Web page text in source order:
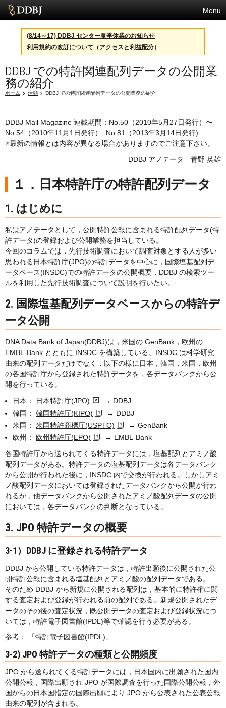
Menu
サービス
スパコン
統計
活動
利用規約
English
(8/14～17) DDBJ センター夏季休業のお知らせ
利用規約の改訂について（アクセスと利益配分）
DDBJ での特許関連配列データの公開業
務の紹介
ホーム 活動 DDBJ での特許関連配列データの公開業務の紹介
DDBJ Mail Magazine 連載期間：No.50（2010年5月27日発行）〜
No.54（2010年11月1日発行）, No.81（2013年3月14日発行)
※最新の情報とは内容が異なる場合がありますのでご注意下さい。
DDBJ アノテータ 青野 英雄
１．日本特許庁の特許配列データ
1. はじめに
私はアノテータとして，公開特許公報に含まれる特許配列データ(特
許データ)の登録および公開業務を担当している。
今回のコラムでは，先行技術調査において調査対象とする人が多い
思われる日本特許庁(JPO)の特許データを中心に，国際塩基配列デ
ータベース(INSDC)での特許データの公開概要，DDBJ の検索ツー
ルを利用した先行技術調査について説明を行いたい。
2. 国際塩基配列データベースからの特許デ
ータ公開
DNA Data Bank of Japan(DDBJ)は，米国の GenBank，欧州の
EMBL-Bank とともに INSDC を構築している。INSDC は科学研究
由来の配列データだけでなく，以下の様に日本，韓国，米国，欧州
の各国特許庁から登録された特許データを，各データバンクから公
開を行っている。
日本： 日本特許庁(JPO)
→ DDBJ
韓国： 韓国特許庁(KIPO)
→ DDBJ
米国： 米国特許商標庁(USPTO)
→ GenBank
欧州： 欧州特許庁(EPO)
→ EMBL-Bank
各国特許庁から送られてくる特許データには，塩基配列とアミノ酸
配列データがある。特許データの塩基配列データは各データバンク
から公開が行われた後に，INSDC 内で交換が行われる。しかしアミ
ノ酸配列データにおいては登録されたデータバンクから公開が行わ
れるが，他データバンクから公開されたアミノ酸配列データの公開
においては，各データバンクの判断となっている。
3. JPO 特許データの概要
3-1）DDBJ に登録される特許データ
DDBJ から公開している特許データは，特許出願後に公開された公
開特許公報に含まれる塩基配列とアミノ酸の配列データである。
そのため DDBJ から新規に公開される配列は，基本的に特許権に関
する査定および登録が行われる前の配列である。新規公開されたデ
ータのその後の査定状況，既公開データの査定および登録状況につ
いては，特許電子図書館(IPDL)等で確認を行う必要がある。
参考： 「特許電子図書館(IPDL)」
3-2) JPO 特許データの種類と公開頻度
JPO から送られてくる特許データには，日本国内に出願された国内
公開公報，国際出願され JPO が国際調査を行った国際公開公報，外
国からの日本国指定の国際出願により JPO から公表された公表公報
由来の配列が含まれる。